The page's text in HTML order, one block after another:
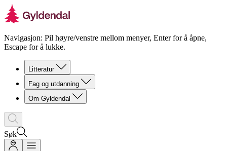
Navigasjon: Pil høyre/venstre mellom menyer, Enter for å åpne,
Escape for å lukke.
Litteratur
Fag og utdanning
Om Gyldendal
Søk